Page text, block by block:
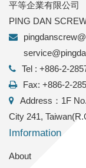
平等企業有限公司
PING DAN
Tel : +886-2-
Fax: +886-2-
Address：1F
City 241,
Imformation
About